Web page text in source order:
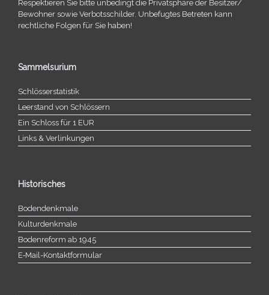
Respektieren Sie bitte unbe­dingt die Privatsphäre der Besitzer/​
Bewohner sowie Verbotsschilder. Unbefugtes Betreten kann
recht­li­che Folgen für Sie haben!
Sammelsurium
Schlösserstatistik
Leerstand von Schlössern
Ein Schloss für 1 EUR
Links & Verlinkungen
Historisches
Bodendenkmale
Kulturdenkmale
Bodenreform ab 1945
E‑Mail-​​Kontaktformular